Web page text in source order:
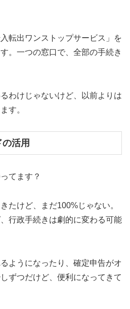
転出ワンストップサービス」を
。一つの窓口で、全部の手続き
わけじゃないけど、以前よりは
す。
活用
てます？
たけど、まだ100%じゃない。
行政手続きは劇的に変わる可能
ようになったり、確定申告がオ
ずつだけど、便利になってきて